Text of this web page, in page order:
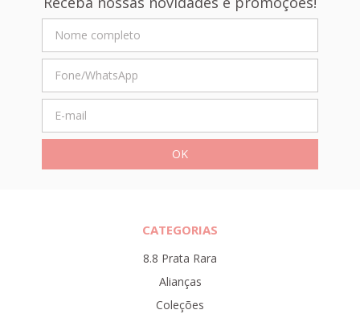
CATEGORIAS
8.8 Prata Rara
Alianças
Coleções